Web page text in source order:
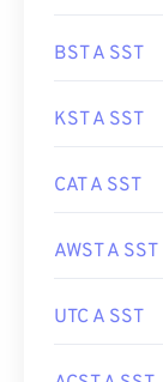
BST A SST
KST A SST
CAT A SST
AWST A SST
UTC A SST